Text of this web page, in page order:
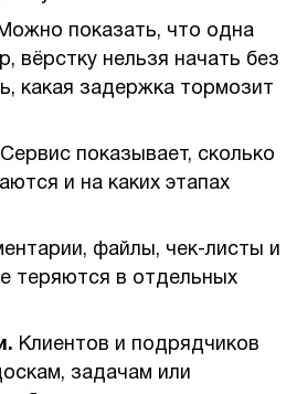
показать, что одна
вёрстку нельзя начать без
какая задержка тормозит
Сервис показывает, сколько
и на каких этапах
файлы, чек-листы и
теряются в отдельных
Клиентов и подрядчиков
задачам или